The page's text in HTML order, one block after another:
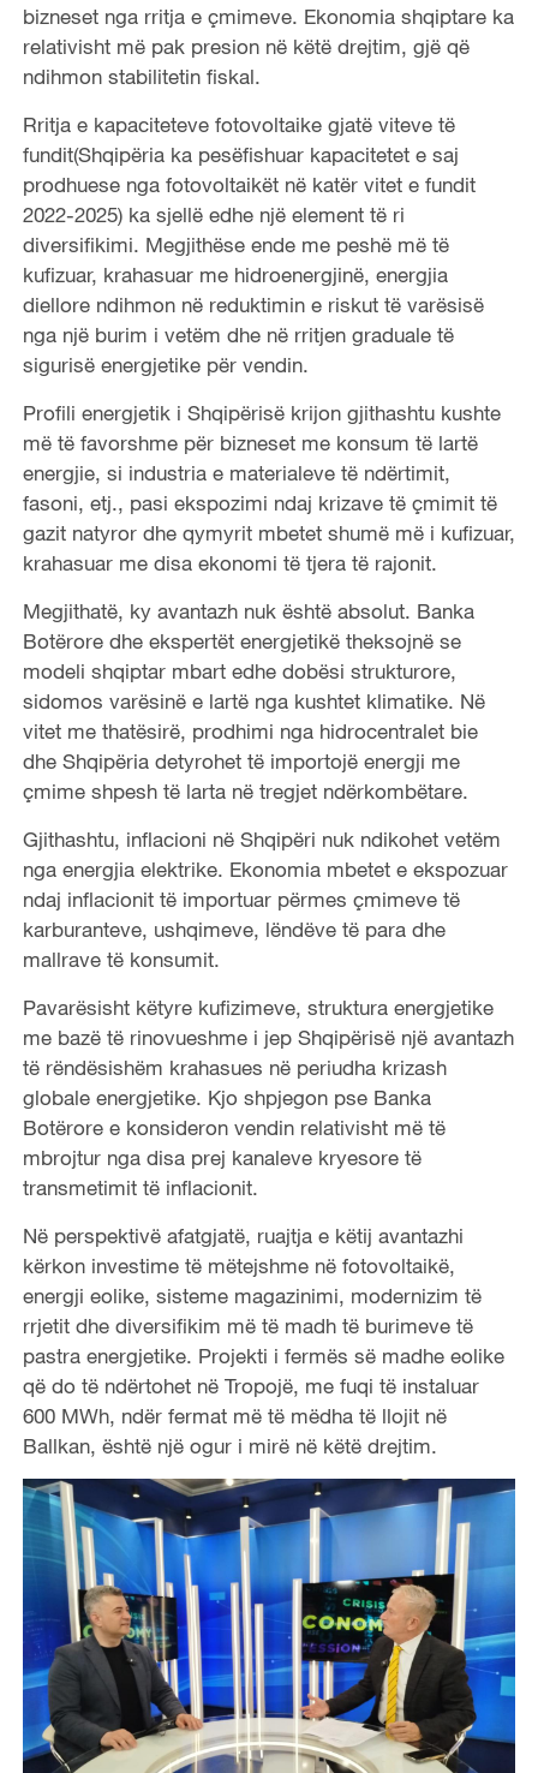
bizneset nga rritja e çmimeve. Ekonomia shqiptare ka
relativisht më pak presion në këtë drejtim, gjë që
ndihmon stabilitetin fiskal.
Rritja e kapaciteteve fotovoltaike gjatë viteve të
fundit(Shqipëria ka pesëfishuar kapacitetet e saj
prodhuese nga fotovoltaikët në katër vitet e fundit
2022-2025) ka sjellë edhe një element të ri
diversifikimi. Megjithëse ende me peshë më të
kufizuar, krahasuar me hidroenergjinë, energjia
diellore ndihmon në reduktimin e riskut të varësisë
nga një burim i vetëm dhe në rritjen graduale të
sigurisë energjetike për vendin.
Profili energjetik i Shqipërisë krijon gjithashtu kushte
më të favorshme për bizneset me konsum të lartë
energjie, si industria e materialeve të ndërtimit,
fasoni, etj., pasi ekspozimi ndaj krizave të çmimit të
gazit natyror dhe qymyrit mbetet shumë më i kufizuar,
krahasuar me disa ekonomi të tjera të rajonit.
Megjithatë, ky avantazh nuk është absolut. Banka
Botërore dhe ekspertët energjetikë theksojnë se
modeli shqiptar mbart edhe dobësi strukturore,
sidomos varësinë e lartë nga kushtet klimatike. Në
vitet me thatësirë, prodhimi nga hidrocentralet bie
dhe Shqipëria detyrohet të importojë energji me
çmime shpesh të larta në tregjet ndërkombëtare.
Gjithashtu, inflacioni në Shqipëri nuk ndikohet vetëm
nga energjia elektrike. Ekonomia mbetet e ekspozuar
ndaj inflacionit të importuar përmes çmimeve të
karburanteve, ushqimeve, lëndëve të para dhe
mallrave të konsumit.
Pavarësisht këtyre kufizimeve, struktura energjetike
me bazë të rinovueshme i jep Shqipërisë një avantazh
të rëndësishëm krahasues në periudha krizash
globale energjetike. Kjo shpjegon pse Banka
Botërore e konsideron vendin relativisht më të
mbrojtur nga disa prej kanaleve kryesore të
transmetimit të inflacionit.
Në perspektivë afatgjatë, ruajtja e këtij avantazhi
kërkon investime të mëtejshme në fotovoltaikë,
energji eolike, sisteme magazinimi, modernizim të
rrjetit dhe diversifikim më të madh të burimeve të
pastra energjetike. Projekti i fermës së madhe eolike
që do të ndërtohet në Tropojë, me fuqi të instaluar
600 MWh, ndër fermat më të mëdha të llojit në
Ballkan, është një ogur i mirë në këtë drejtim.